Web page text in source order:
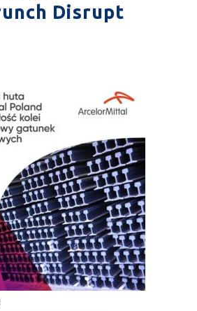
Disrupt